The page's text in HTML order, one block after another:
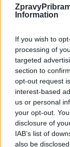
Information
If you wish to
processing of
targeted
section to
opt-out request
interest-based
us or personal
your opt-out.
disclosure of
IAB’s list of
also be
Ivan Bukovský: Svědek,
Komentáře